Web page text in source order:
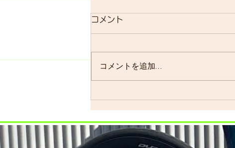
明日のsmrについて
す。 よく、お客様に「グループ
ライドはまだ実施されています
います」ので…。 僕の今週はメ
ロードで走るかグラベルロードで
走るかを決めます。グラベルロー
コメント
コメントを追加…